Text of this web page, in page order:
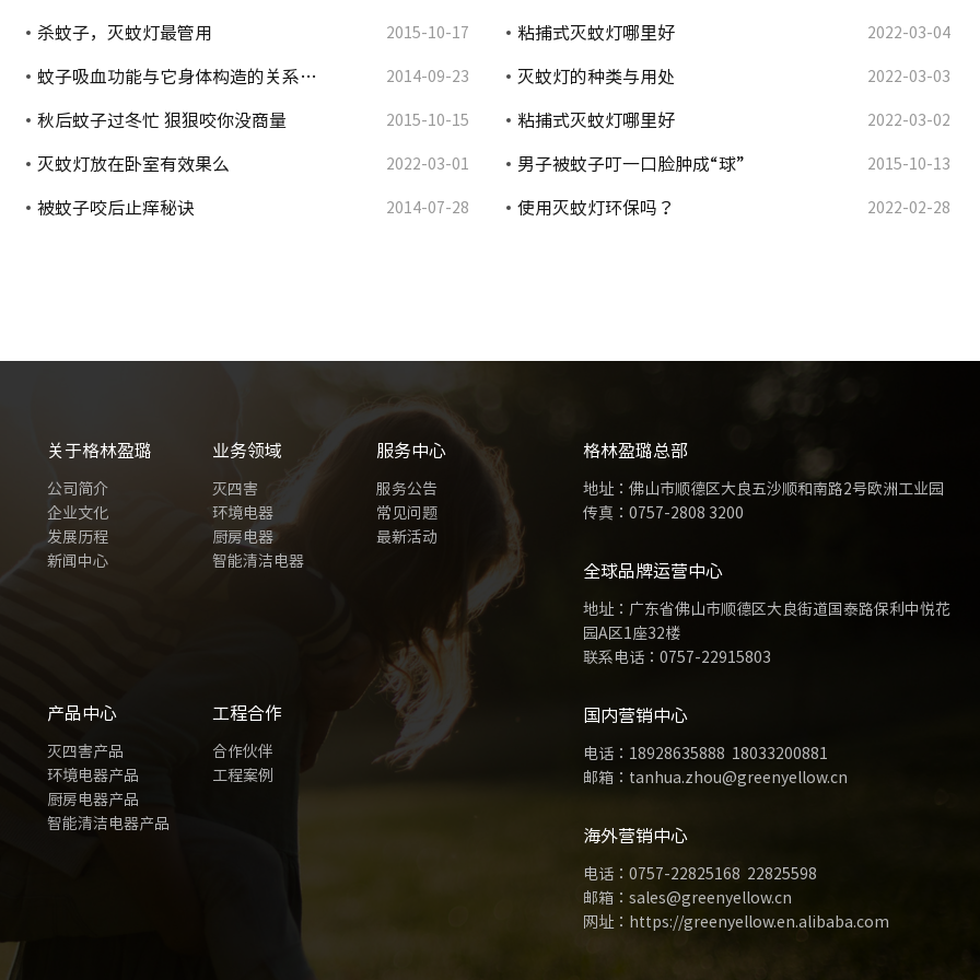
杀蚊子，灭蚊灯最管用 2015-10-17 粘捕式灭蚊灯哪里好 2022-03-04
蚊子吸血功能与它身体构造的关系… 2014-09-23 灭蚊灯的种类与用处 2022-03-03
秋后蚊子过冬忙 狠狠咬你没商量 2015-10-15 粘捕式灭蚊灯哪里好 2022-03-02
灭蚊灯放在卧室有效果么 2022-03-01 男子被蚊子叮一口脸肿成“球” 2015-10-13
被蚊子咬后止痒秘诀 2014-07-28 使用灭蚊灯环保吗？ 2022-02-28
关于格林盈璐
公司简介
企业文化
发展历程
新闻中心
业务领域
灭四害
环境电器
厨房电器
智能清洁电器
服务中心
服务公告
常见问题
最新活动
产品中心
灭四害产品
环境电器产品
厨房电器产品
智能清洁电器产品
工程合作
合作伙伴
工程案例
格林盈璐总部
地址：佛山市顺德区大良五沙顺和南路2号欧洲工业园
传真：0757-2808 3200
全球品牌运营中心
地址：广东省佛山市顺德区大良街道国泰路保利中悦花
园A区1座32楼
联系电话：0757-22915803
国内营销中心
电话： 18928635888 18033200881
邮箱：tanhua.zhou@greenyellow.cn
海外营销中心
电话：0757-22825168 22825598
邮箱：sales@greenyellow.cn
网址：https://greenyellow.en.alibaba.com